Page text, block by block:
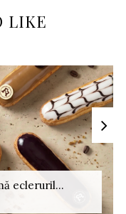
LIKE
ecleruril...